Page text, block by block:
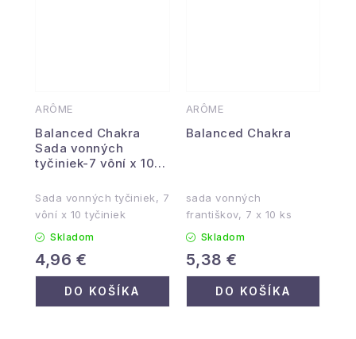
ARÔME
Balanced Chakra
Sada vonných
tyčiniek-7 vôní x 10
Sada vonných tyčiniek, 7
vôní x 10 tyčiniek
Skladom
4,96 €
DO KOŠÍKA
ARÔME
Balanced Chakra
sada vonných
františkov, 7 x 10 ks
Skladom
5,38 €
DO KOŠÍKA